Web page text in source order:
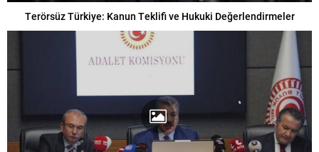
Terörsüz Türkiye: Kanun Teklifi ve Hukuki Değerlendirmeler